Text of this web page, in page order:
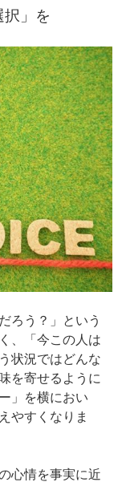
」を
ろう？」という
、「今この人は
状況ではどんな
を寄せるように
」を横におい
やすくなりま
心情を事実に近